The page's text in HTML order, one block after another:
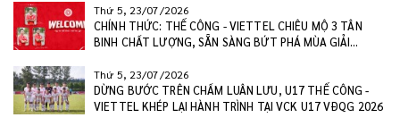
Thứ 5, 23/07/2026
CHÍNH THỨC: THỂ CÔNG - VIETTEL CHIÊU MỘ 3 TÂN
BINH CHẤT LƯỢNG, SẴN SÀNG BỨT PHÁ MÙA GIẢI
Thứ 5, 23/07/2026
DỪNG BƯỚC TRÊN CHẤM LUÂN LƯU, U17 THỂ CÔNG -
VIETTEL KHÉP LẠI HÀNH TRÌNH TẠI VCK U17 VĐQG 2026